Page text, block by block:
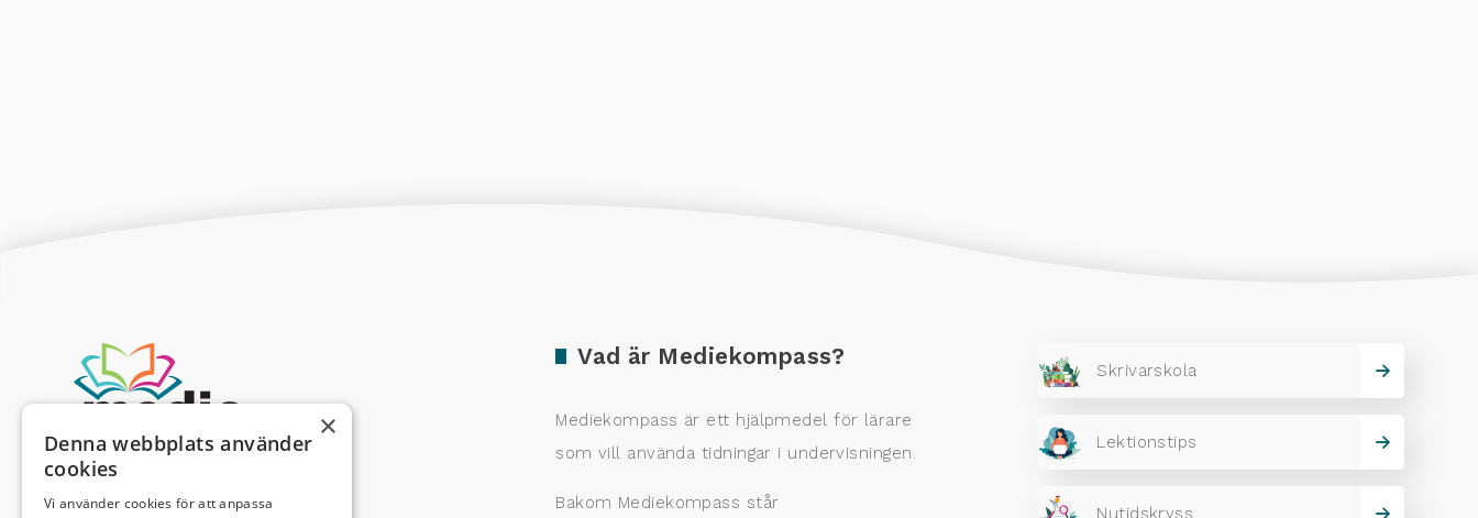
Vad är Mediekompass?
Mediekompass är ett hjälpmedel för lärare
som vill använda tidningar i undervisningen.
Bakom Mediekompass står
Skrivarskola
Lektionstips
Nutidskryss
×
Denna webbplats använder
cookies
Vi använder cookies för att anpassa